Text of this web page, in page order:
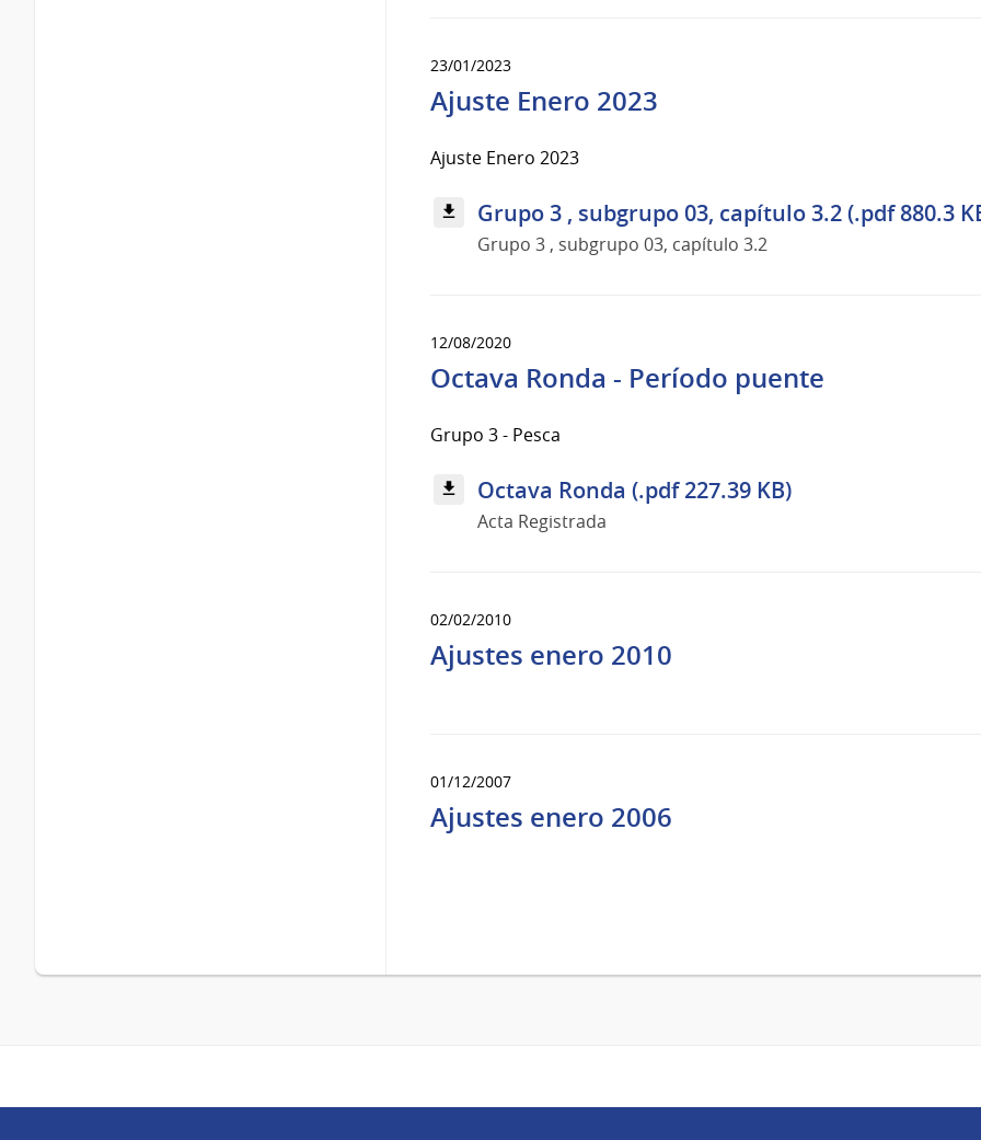
23/01/2023
Ajuste Enero 2023
Ajuste Enero 2023
Grupo 3 , subgrupo 03, capítulo 3.2 (.pdf 880.3
Grupo 3 , subgrupo 03, capítulo 3.2
12/08/2020
Octava Ronda - Período puente
Grupo 3 - Pesca
Octava Ronda (.pdf 227.39 KB)
Acta Registrada
02/02/2010
Ajustes enero 2010
01/12/2007
Ajustes enero 2006